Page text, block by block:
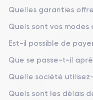
Quelles garanties
Quels sont vos modes
Est-il possible de
Que se passe-t-il
Quelle société
Quels sont les délais